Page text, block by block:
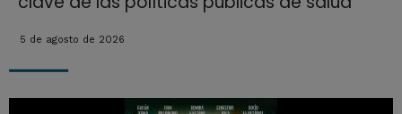
5 de agosto de 2026